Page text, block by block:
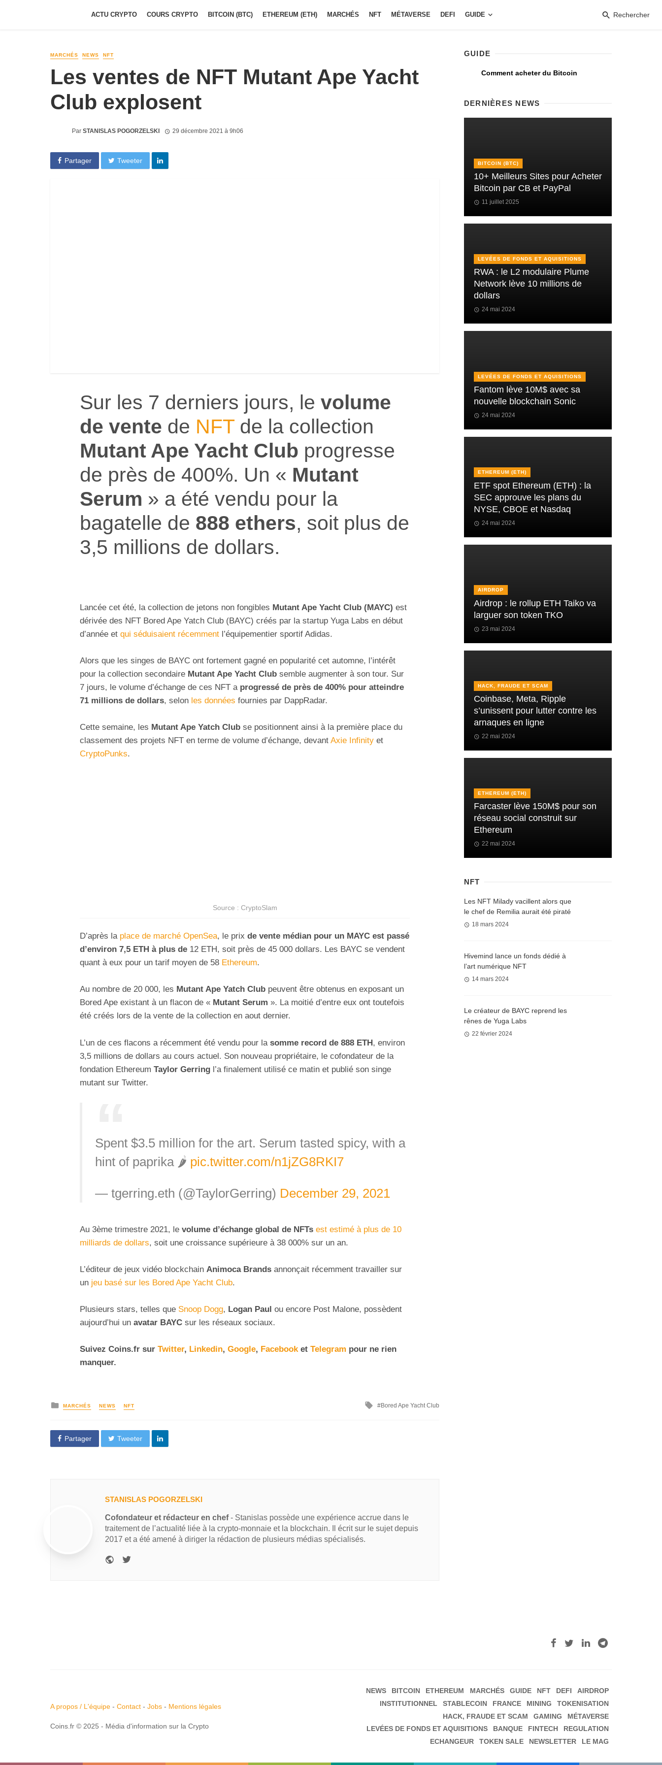
ACTU CRYPTO COURS CRYPTO BITCOIN (BTC) ETHEREUM (ETH) MARCHÉS NFT MÉTAVERSE DEFI GUIDE Rechercher
MARCHÉS NEWS NFT
Les ventes de NFT Mutant Ape Yacht
Club explosent
Par STANISLAS POGORZELSKI 29 décembre 2021 à 9h06
Partager Tweeter
Sur les 7 derniers jours, le volume
de vente de NFTde la collection
Mutant Ape Yacht Club progresse
de près de 400%. Un « Mutant
Serum » a été vendu pour la
bagatelle de 888 ethers, soit plus de
3,5 millions de dollars.
Lancée cet été, la collection de jetons non fongibles Mutant Ape Yacht Club (MAYC) est
dérivée des NFT Bored Ape Yatch Club (BAYC) créés par la startup Yuga Labs en début
d’année et qui séduisaient récemment l’équipementier sportif Adidas.
Alors que les singes de BAYC ont fortement gagné en popularité cet automne, l’intérêt
pour la collection secondaire Mutant Ape Yacht Club semble augmenter à son tour. Sur
7 jours, le volume d’échange de ces NFT a progressé de près de 400% pour atteindre
71 millions de dollars, selon les données fournies par DappRadar.
Cette semaine, les Mutant Ape Yatch Club se positionnent ainsi à la première place du
classement des projets NFT en terme de volume d’échange, devant Axie Infinity et
CryptoPunks.
Source : CryptoSlam
D’après la place de marché OpenSea, le prix de vente médian pour un MAYC est passé
d’environ 7,5 ETH à plus de 12 ETH, soit près de 45 000 dollars. Les BAYC se vendent
quant à eux pour un tarif moyen de 58 Ethereum.
Au nombre de 20 000, les Mutant Ape Yatch Club peuvent être obtenus en exposant un
Bored Ape existant à un flacon de « Mutant Serum ». La moitié d’entre eux ont toutefois
été créés lors de la vente de la collection en aout dernier.
L’un de ces flacons a récemment été vendu pour la somme record de 888 ETH, environ
3,5 millions de dollars au cours actuel. Son nouveau propriétaire, le cofondateur de la
fondation Ethereum Taylor Gerring l’a finalement utilisé ce matin et publié son singe
mutant sur Twitter.
Spent $3.5 million for the art. Serum tasted spicy, with a
hint of paprika 🌶 pic.twitter.com/n1jZG8RKI7
— tgerring.eth (@TaylorGerring) December 29, 2021
Au 3ème trimestre 2021, le volume d’échange global de NFTs est estimé à plus de 10
milliards de dollars, soit une croissance supérieure à 38 000% sur un an.
L’éditeur de jeux vidéo blockchain Animoca Brands annonçait récemment travailler sur
un jeu basé sur les Bored Ape Yacht Club.
Plusieurs stars, telles que Snoop Dogg, Logan Paul ou encore Post Malone, possèdent
aujourd’hui un avatar BAYC sur les réseaux sociaux.
Suivez Coins.fr sur Twitter, Linkedin, Google, Facebooket Telegram pour ne rien
manquer.
MARCHÉS NEWS NFT Bored Ape Yacht Club
Partager Tweeter
STANISLAS POGORZELSKI
Cofondateur et rédacteur en chef- Stanislas possède une expérience accrue dans le
traitement de l’actualité liée à la crypto-monnaie et la blockchain. Il écrit sur le sujet depuis
2017 et a été amené à diriger la rédaction de plusieurs médias spécialisés.
GUIDE
Comment acheter du Bitcoin
DERNIÈRES NEWS
BITCOIN (BTC)
10+ Meilleurs Sites pour Acheter
Bitcoin par CB et PayPal
11 juillet 2025
LEVÉES DE FONDS ET AQUISITIONS
RWA : le L2 modulaire Plume
Network lève 10 millions de
dollars
24 mai 2024
LEVÉES DE FONDS ET AQUISITIONS
Fantom lève 10M$ avec sa
nouvelle blockchain Sonic
24 mai 2024
ETHEREUM (ETH)
ETF spot Ethereum (ETH) : la
SEC approuve les plans du
NYSE, CBOE et Nasdaq
24 mai 2024
AIRDROP
Airdrop : le rollup ETH Taiko va
larguer son token TKO
23 mai 2024
HACK, FRAUDE ET SCAM
Coinbase, Meta, Ripple
s’unissent pour lutter contre les
arnaques en ligne
22 mai 2024
ETHEREUM (ETH)
Farcaster lève 150M$ pour son
réseau social construit sur
Ethereum
22 mai 2024
NFT
Les NFT Milady vacillent alors que
le chef de Remilia aurait été piraté
18 mars 2024
Hivemind lance un fonds dédié à
l’art numérique NFT
14 mars 2024
Le créateur de BAYC reprend les
rênes de Yuga Labs
22 février 2024
A propos / L'équipe - Contact - Jobs - Mentions légales
Coins.fr © 2025 - Média d'information sur la Crypto
NEWS BITCOIN ETHEREUM MARCHÉS GUIDE NFT DEFI
AIRDROP
INSTITUTIONNEL
STABLECOIN FRANCE MINING
TOKENISATION
HACK, FRAUDE ET SCAM
GAMING
MÉTAVERSE
LEVÉES DE FONDS ET AQUISITIONS
BANQUE FINTECH
REGULATION
ECHANGEUR
TOKEN SALE NEWSLETTER LE MAG